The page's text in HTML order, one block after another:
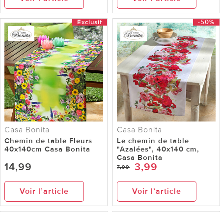
Exclusif
Casa Bonita
Chemin de table Fleurs
40x140cm Casa Bonita
14,99
Voir l’article
-50%
Casa Bonita
Le chemin de table
"Azalées", 40x140 cm,
Casa Bonita
7,99 3,99
Voir l’article